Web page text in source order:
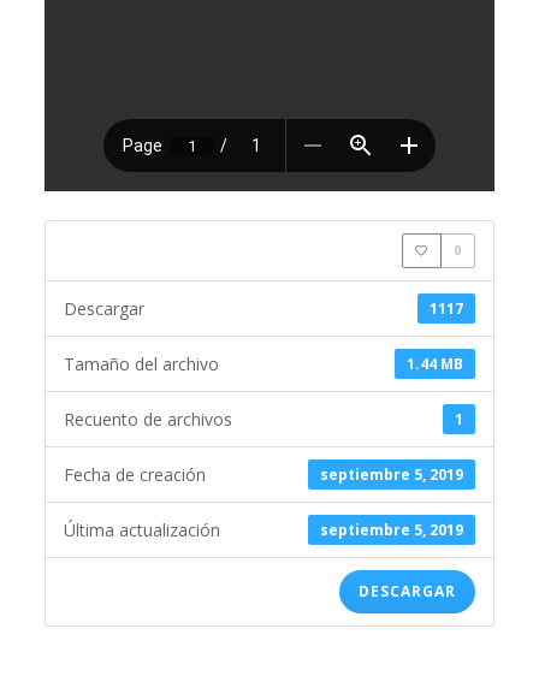
0
1117
Descargar
1.44 MB
Tamaño del archivo
1
Recuento de archivos
septiembre 5, 2019
Fecha de creación
septiembre 5, 2019
Última actualización
DESCARGAR